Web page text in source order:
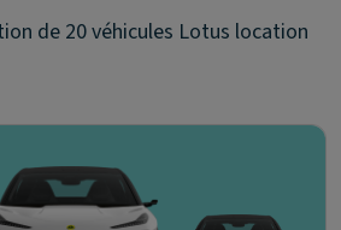
de 20 véhicules Lotus location